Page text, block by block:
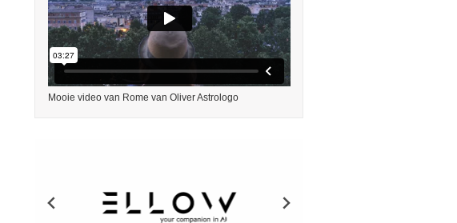
Mooie video van Rome van Oliver Astrologo